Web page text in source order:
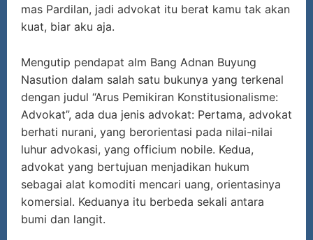
mas Pardilan, jadi advokat itu berat kamu tak akan
kuat, biar aku aja.
Mengutip pendapat alm Bang Adnan Buyung
Nasution dalam salah satu bukunya yang terkenal
dengan judul “Arus Pemikiran Konstitusionalisme:
Advokat”, ada dua jenis advokat: Pertama, advokat
berhati nurani, yang berorientasi pada nilai-nilai
luhur advokasi, yang officium nobile. Kedua,
advokat yang bertujuan menjadikan hukum
sebagai alat komoditi mencari uang, orientasinya
komersial. Keduanya itu berbeda sekali antara
bumi dan langit.